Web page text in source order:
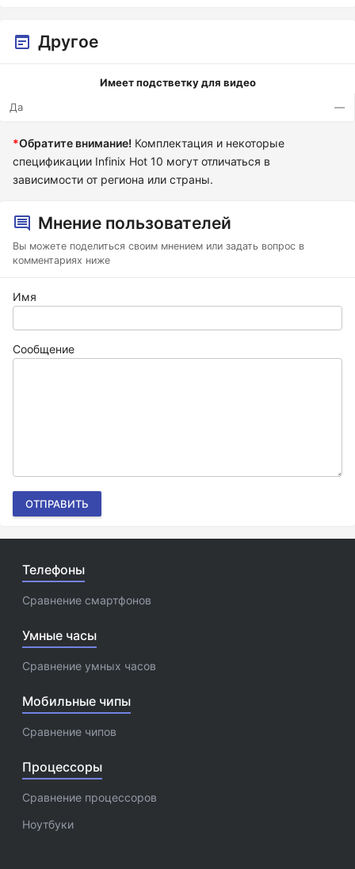
Другое
Имеет подстветку для видео
Да
—
*Обратите внимание! Комплектация и некоторые
спецификации Infinix Hot 10 могут отличаться в
зависимости от региона или страны.
Мнение пользователей
Вы можете поделиться своим мнением или задать вопрос в
комментариях ниже
Имя
Сообщение
ОТПРАВИТЬ
Телефоны
Сравнение смартфонов
Умные часы
Сравнение умных часов
Мобильные чипы
Сравнение чипов
Процессоры
Сравнение процессоров
Ноутбуки